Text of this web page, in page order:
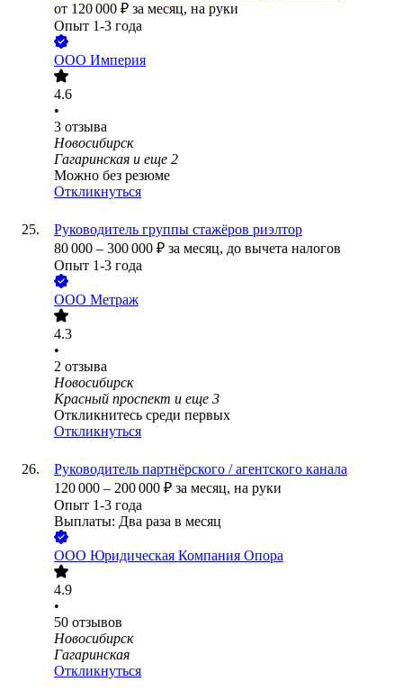
от 120 000 ₽ за месяц, на руки
Опыт 1-3 года
ООО Империя
4.6
•
3 отзыва
Новосибирск
Гагаринская и еще 2
Можно без резюме
Откликнуться
Руководитель группы стажёров риэлтор
80 000 – 300 000 ₽ за месяц, до вычета налогов
Опыт 1-3 года
ООО Метраж
4.3
•
2 отзыва
Новосибирск
Красный проспект и еще 3
Откликнитесь среди первых
Откликнуться
Руководитель партнёрского / агентского канала
120 000 – 200 000 ₽ за месяц, на руки
Опыт 1-3 года
Выплаты: Два раза в месяц
ООО Юридическая Компания Опора
4.9
•
50 отзывов
Новосибирск
Гагаринская
Откликнуться